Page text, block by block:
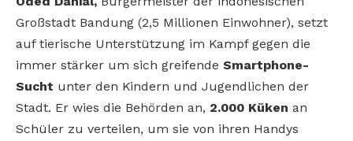
Großstadt Bandung (2,5 Millionen Einwohner), setzt
auf tierische Unterstützung im Kampf gegen die
immer stärker um sich greifende Smartphone-
Sucht unter den Kindern und Jugendlichen der
Stadt. Er wies die Behörden an, 2.000 Küken an
Schüler zu verteilen, um sie von ihren Handys